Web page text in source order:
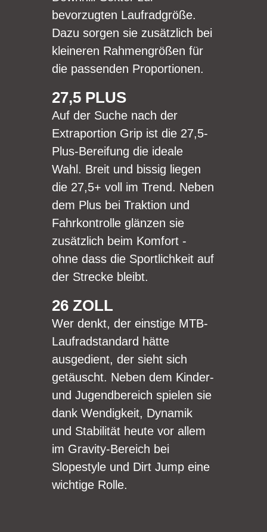
bevorzugten Laufradgröße.
Dazu sorgen sie zusätzlich bei
kleineren Rahmengrößen für
die passenden Proportionen.
27,5 PLUS
Auf der Suche nach der
Extraportion Grip ist die 27,5-
Plus-Bereifung die ideale
Wahl. Breit und bissig liegen
die 27,5+ voll im Trend. Neben
dem Plus bei Traktion und
Fahrkontrolle glänzen sie
zusätzlich beim Komfort -
ohne dass die Sportlichkeit auf
der Strecke bleibt.
26 ZOLL
Wer denkt, der einstige MTB-
Laufradstandard hätte
ausgedient, der sieht sich
getäuscht. Neben dem Kinder-
und Jugendbereich spielen sie
dank Wendigkeit, Dynamik
und Stabilität heute vor allem
im Gravity-Bereich bei
Slopestyle und Dirt Jump eine
wichtige Rolle.